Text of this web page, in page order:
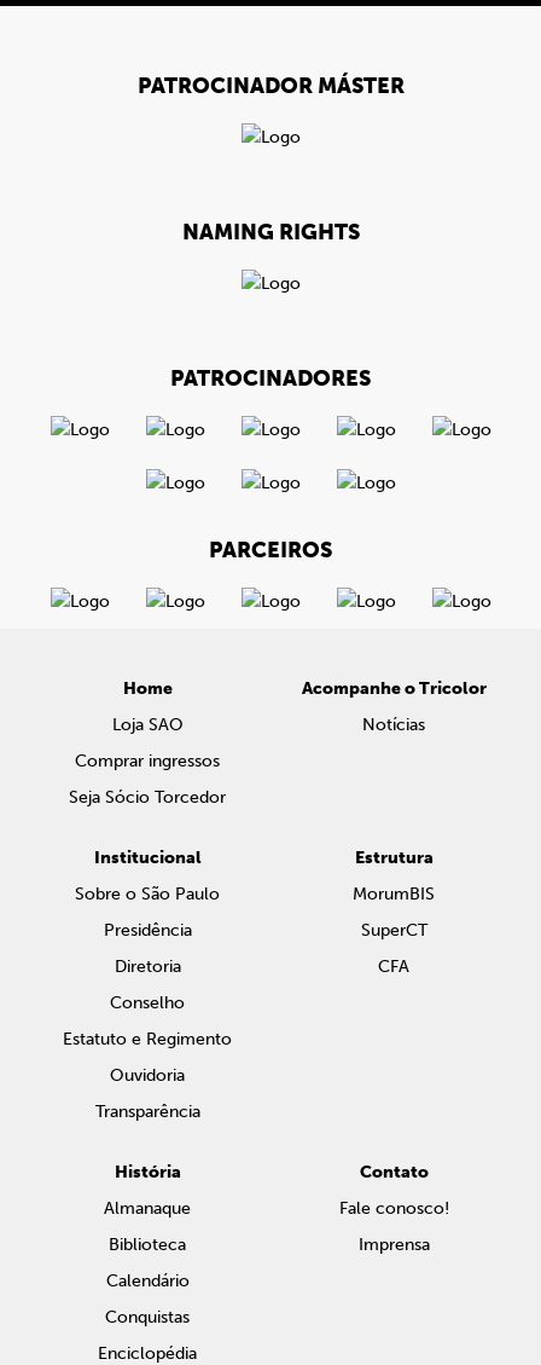
PATROCINADOR MÁSTER
NAMING RIGHTS
PATROCINADORES
PARCEIROS
Home
Loja SAO
Comprar ingressos
Seja Sócio Torcedor
Acompanhe o Tricolor
Notícias
Institucional
Sobre o São Paulo
Presidência
Diretoria
Conselho
Estatuto e Regimento
Ouvidoria
Transparência
Estrutura
MorumBIS
SuperCT
CFA
História
Almanaque
Biblioteca
Calendário
Conquistas
Enciclopédia
Contato
Fale conosco!
Imprensa